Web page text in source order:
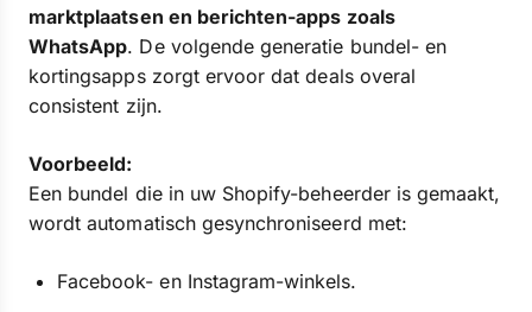
marktplaatsen en berichten-apps zoals
WhatsApp. De volgende generatie bundel- en
kortingsapps zorgt ervoor dat deals overal
consistent zijn.
Voorbeeld:
Een bundel die in uw Shopify-beheerder is gemaakt,
wordt automatisch gesynchroniseerd met:
Facebook- en Instagram-winkels.